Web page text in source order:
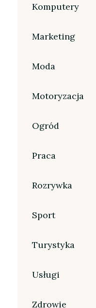
Komputery
Marketing
Moda
Motoryzacja
Ogród
Praca
Rozrywka
Sport
Turystyka
Usługi
Zdrowie